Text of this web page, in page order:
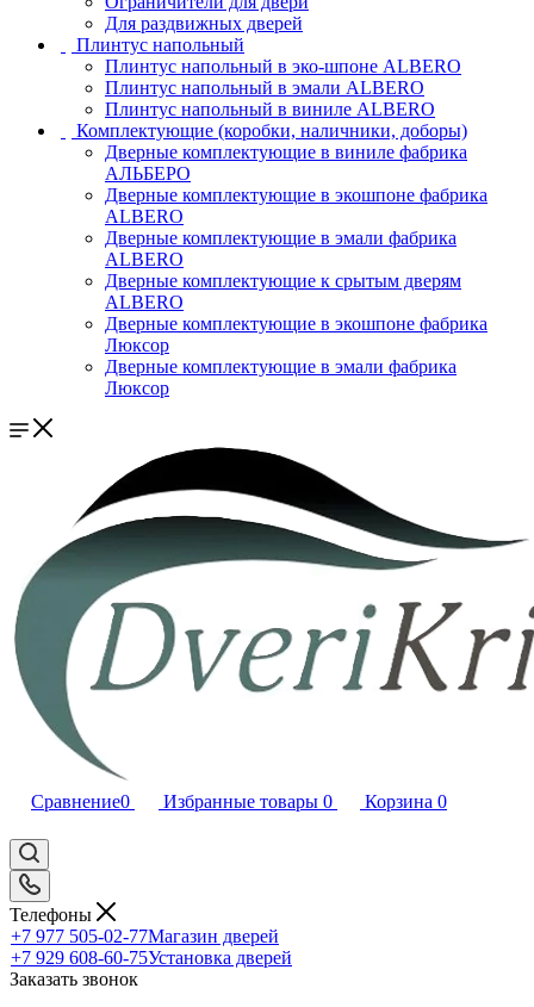
Для раздвижных дверей
Плинтус напольный
Плинтус напольный в эко-шпоне ALBERO
Плинтус напольный в эмали ALBERO
Плинтус напольный в виниле ALBERO
Комплектующие (коробки, наличники, доборы)
Дверные комплектующие в виниле фабрика
АЛЬБЕРО
Дверные комплектующие в экошпоне фабрика
ALBERO
Дверные комплектующие в эмали фабрика
ALBERO
Дверные комплектующие к срытым дверям
ALBERO
Дверные комплектующие в экошпоне фабрика
Люксор
Дверные комплектующие в эмали фабрика
Люксор
Сравнение0 Избранные товары 0 Корзина 0
Телефоны
+7 977 505-02-77Магазин дверей
+7 929 608-60-75Установка дверей
Заказать звонок